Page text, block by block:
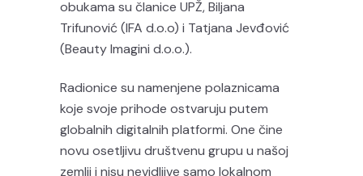
obukama su članice UPŽ, Biljana
Trifunović (IFA d.o.o) i Tatjana Jevđović
(Beauty Imagini d.o.o.).
Radionice su namenjene polaznicama
koje svoje prihode ostvaruju putem
globalnih digitalnih platformi. One čine
novu osetljivu društvenu grupu u našoj
zemlji i nisu nevidljive samo lokalnom